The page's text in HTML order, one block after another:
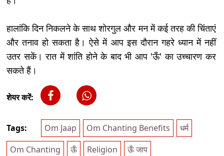
हालांकि दिन निकलने के साथ शोरगुल और मन में कई तरह की चिंताएं
और तनाव हो सकता है। ऐसे में आप इस दौरान गहरे ध्यान में नहीं
उतर सकें। रात में शांति होने के बाद भी आप 'ऊँ' का उच्चारण कर
सकते हैं।
शेयर करें:
Tags: Om Jaap Om Chanting Benefits
धर्म
Om Chanting
ऊँ Religion
ऊँ जाप